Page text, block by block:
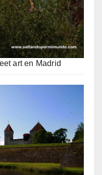
art en Madrid